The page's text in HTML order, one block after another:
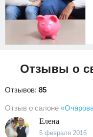
Отзывы о
Отзывов: 85
Отзыв о салоне
Елена
5 февраля 2016